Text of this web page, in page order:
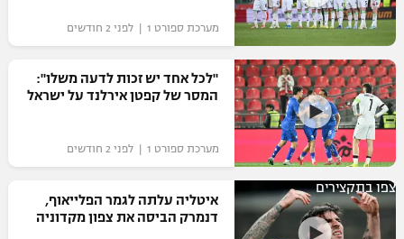
תנאי שימוש
מדיניות פרטיות
תקנון פעילות ספורט 1
רשיון להקרנה פומבית לבית עסק
הצטרפות לחבילת הערוצים
ספורט אתגרי ואקסטרים
אומנויות לחימה
גיימינג E-Sports
מערכת ספורט 1 | לפני 2 חודשים
"לכל אחד יש זכות לדעה משלו":
המסר של קפטן אירלנד על ישראל
מערכת ספורט 1 | לפני 2 חודשים
צפו בתקצירים
איטליה עלתה לגמר הפלייאוף,
דנמרק הביסה את צפון מקדוניה